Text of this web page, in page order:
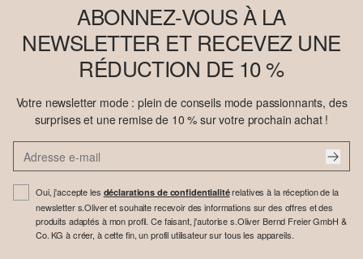
ABONNEZ-VOUS À LA
NEWSLETTER ET RECEVEZ UNE
RÉDUCTION DE 10 %
Votre newsletter mode : plein de conseils mode passionnants, des
surprises et une remise de 10 % sur votre prochain achat !
Oui, j'accepte les déclarations de confidentialitérelatives à la réception de la
newsletter s.Oliver et souhaite recevoir des informations sur des offres et des
produits adaptés à mon profil. Ce faisant, j'autorise s.Oliver Bernd Freier GmbH &
Co. KG à créer, à cette fin, un profil utilisateur sur tous les appareils.